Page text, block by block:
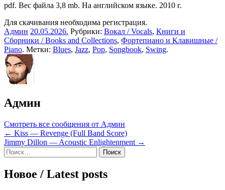
pdf. Вес файла 3,8 mb. На английском языке. 2010 г.
Для скачивания необходима регистрация.
Админ 20.05.2026. Рубрики: Вокал / Vocals, Книги и
Сборники / Books and Collections, Фортепиано и Клавишные /
Piano. Метки: Blues, Jazz, Pop, Songbook, Swing.
Админ
Смотреть все сообщения от Админ
Навигация
по
записям
← Kiss — Revenge (Full Band Score)
Jimmy Dillon — Acoustic Enlightenment →
Sidebar
Найти:
Новое / Latest posts